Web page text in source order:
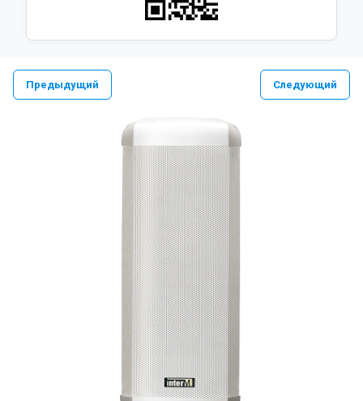
Предыдущий Следующий